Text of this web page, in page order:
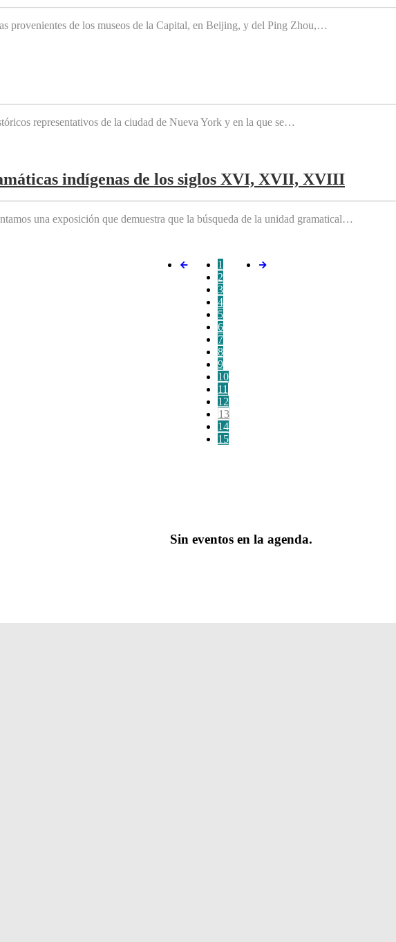
provenientes de los museos de la Capital, en Beijing, y del Ping Zhou,…
representativos de la ciudad de Nueva York y en la que se…
indígenas de los siglos XVI, XVII, XVIII
una exposición que demuestra que la búsqueda de la unidad gramatical…
1
2
3
4
5
6
7
8
9
10
11
12
13
14
15
Sin eventos en la agenda.